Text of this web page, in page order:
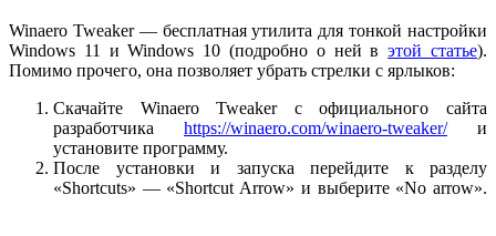
Winaero Tweaker — бесплатная утилита для тонкой настройки
Windows 11 и Windows 10 (подробно о ней вэтой статье).
Помимо прочего, она позволяет убрать стрелки с ярлыков:
Скачайте Winaero Tweaker с официального сайта
разработчика https://winaero.com/winaero-tweaker/и
установите программу.
После установки и запуска перейдите к разделу
«Shortcuts» — «Shortcut Arrow» и выберите «No arrow».